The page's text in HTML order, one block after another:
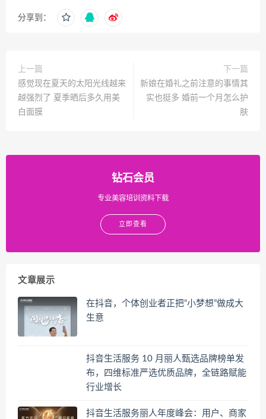
分享到：
上一篇
感觉现在夏天的太阳光线越来
越强烈了 夏季晒后多久用美
白面膜
下一篇
新娘在婚礼之前注意的事情其
实也挺多 婚前一个月怎么护
肤
钻石会员
专业美容培训资料下载
立即查看
文章展示
在抖音，个体创业者正把“小梦想”做成大
生意
抖音生活服务 10 月丽人甄选品牌榜单发
布，四维标准严选优质品牌，全链路赋能
行业增长
抖音生活服务丽人年度峰会：用户、商家